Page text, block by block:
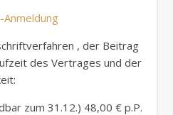
Anmeldung
, der Beitrag
des Vertrages und der
zum 31.12.) 48,00 € p.P.